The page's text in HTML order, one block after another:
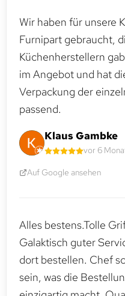
Wir haben für unsere
Furnipart gebraucht,
Küchenherstellern
im Angebot und hat
Verpackung der
passend.
Klaus Gambke
vor 6
Auf Google ansehen
Alles bestens.Tolle
Galaktisch guter
dort bestellen. Chef
sein, was die